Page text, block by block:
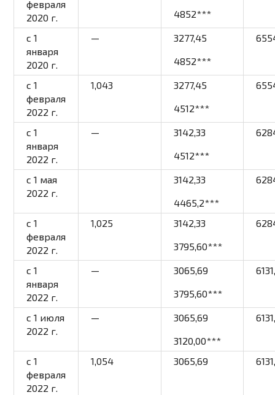
февраля
2020 г.
4852***
c 1
января
2020 г.
—
3277,45
4852***
c 1
февраля
2022 г.
1,043
3277,45
4512***
c 1
января
2022 г.
—
3142,33
4512***
с 1 мая
2022 г.
3142,33
4465,2***
c 1
февраля
2022 г.
1,025
3142,33
3795,60***
c 1
января
2022 г.
—
3065,69
3795,60***
c 1 июля
2022 г.
—
3065,69
3120,00***
c 1
февраля
2022 г.
1,054 3065,69